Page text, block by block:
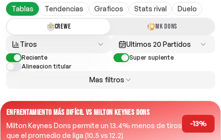
Tablas Tendencias Graficos Stats rival Duelo
CREWE MK DONS
Tiros Ultimos 20 Partidos
Reciente
Super suplente
Alineacion titular
Mas filtros
ENFRENTAMIENTO MÁS DIFÍCIL VS MILTON KEYNES DONS
Milton Keynes Dons permite un 13.4% menos de tiros
que el promedio de liga (10.5 vs 12.2)
-13%